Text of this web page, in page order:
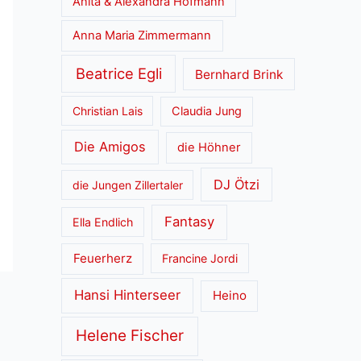
Anna Maria Zimmermann
Beatrice Egli Bernhard Brink
Christian Lais Claudia Jung
Die Amigos die Höhner
die Jungen Zillertaler DJ Ötzi
Ella Endlich Fantasy
Feuerherz Francine Jordi
Hansi Hinterseer Heino
Helene Fischer